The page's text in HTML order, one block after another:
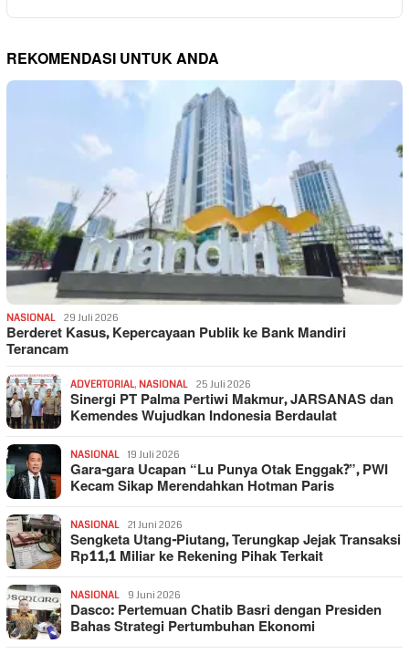
REKOMENDASI UNTUK ANDA
NASIONAL 29 Juli 2026
Berderet Kasus, Kepercayaan Publik ke Bank Mandiri
Terancam
ADVERTORIAL, NASIONAL 25 Juli 2026
Sinergi PT Palma Pertiwi Makmur, JARSANAS dan
Kemendes Wujudkan Indonesia Berdaulat
NASIONAL 19 Juli 2026
Gara-gara Ucapan “Lu Punya Otak Enggak?”, PWI
Kecam Sikap Merendahkan Hotman Paris
NASIONAL 21 Juni 2026
Sengketa Utang-Piutang, Terungkap Jejak Transaksi
Rp11,1 Miliar ke Rekening Pihak Terkait
NASIONAL 9 Juni 2026
Dasco: Pertemuan Chatib Basri dengan Presiden
Bahas Strategi Pertumbuhan Ekonomi